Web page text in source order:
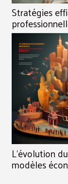
Stratégies
L'évolution
modèles